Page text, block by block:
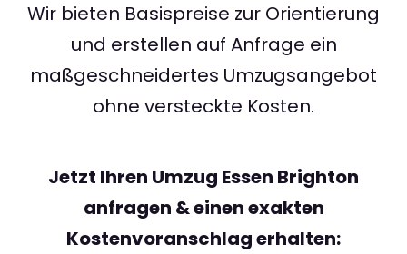
Wir bieten Basispreise zur Orientierung
und erstellen auf Anfrage ein
maßgeschneidertes Umzugsangebot
ohne versteckte Kosten.
Jetzt Ihren Umzug Essen Brighton
anfragen & einen exakten
Kostenvoranschlag erhalten: